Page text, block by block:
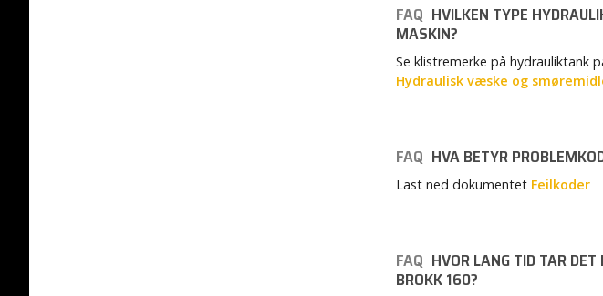
FAQ HVILKEN TYPE
MASKIN?
Se klistremerke på hydrauliktank
Hydraulisk væske og
FAQ HVA BETYR
Last ned dokumentet Feilkoder
FAQ HVOR LANG TID TAR
BROKK 160?